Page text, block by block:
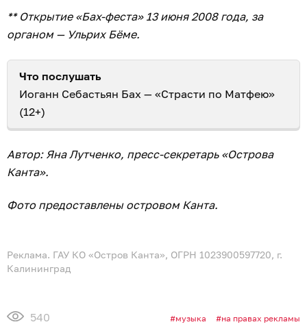
** Открытие «Бах-феста» 13 июня 2008 года, за
органом — Ульрих Бёме.
Что послушать
Иоганн Себастьян Бах — «Страсти по Матфею»
(12+)
Автор: Яна Лутченко, пресс-секретарь «Острова
Канта».
Фото предоставлены островом Канта.
Реклама. ГАУ КО «Остров Канта», ОГРН 1023900597720, г.
Калининград
540 музыка на правах рекламы